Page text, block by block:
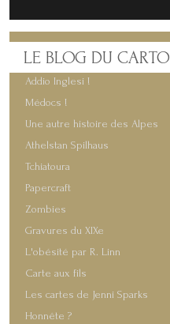
LE BLOG DU CARTO
Addio Inglesi !
Médocs !
Une autre histoire des Alpes
Athelstan Spilhaus
Tchiatoura
Papercraft
Zombies
Gravures du XIXe
L'obésité par R. Linn
Carte aux fils
Les cartes de Jenni Sparks
Honnête ?